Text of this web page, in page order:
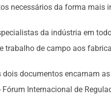
necessários da forma mais
da indústria em
trabalho de campo aos
dois documentos encarnam
Internacional de